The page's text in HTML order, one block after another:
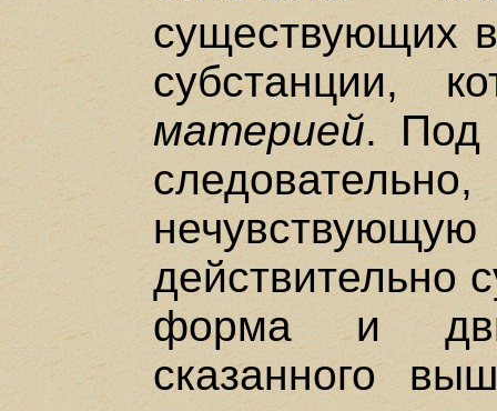
существующих
субстанции,
материей. Под
нечувствующую
действительно
форма и
сказанного